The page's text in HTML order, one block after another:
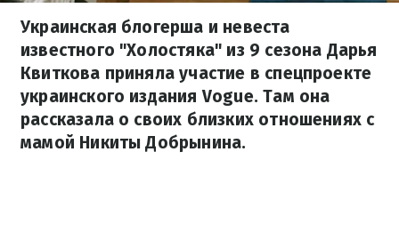
Украинская блогерша и невеста
известного "Холостяка" из 9 сезона Дарья
Квиткова приняла участие в спецпроекте
украинского издания Vogue. Там она
рассказала о своих близких отношениях с
мамой Никиты Добрынина.